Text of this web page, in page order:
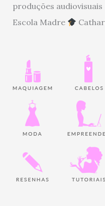
produções audiovisuais
Escola Madre